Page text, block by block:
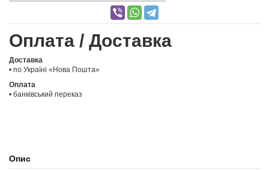
Оплата / Доставка
Доставка
• по Україні «Нова Пошта»
Оплата
• банківський переказ
Опис